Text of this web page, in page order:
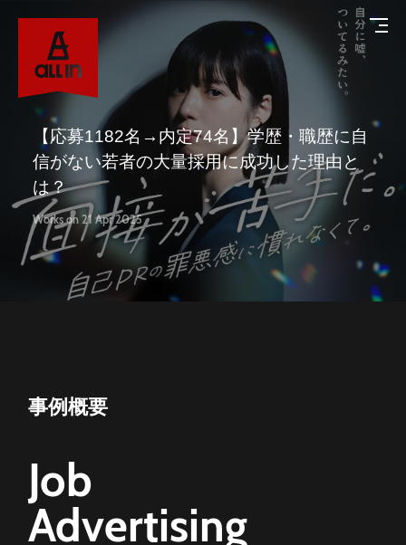
About
オールインについて
Service
Company
Career
採用情報
【応募1182名→内定74名】学歴・職歴に自
信がない若者の大量採用に成功した理由と
は？
Works on 21 Apr 2025
事例概要
Job
Advertising